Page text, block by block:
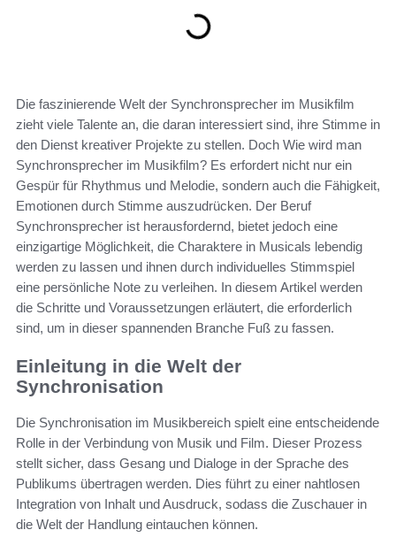
Die faszinierende Welt der Synchronsprecher im Musikfilm
zieht viele Talente an, die daran interessiert sind, ihre Stimme in
den Dienst kreativer Projekte zu stellen. Doch Wie wird man
Synchronsprecher im Musikfilm? Es erfordert nicht nur ein
Gespür für Rhythmus und Melodie, sondern auch die Fähigkeit,
Emotionen durch Stimme auszudrücken. Der Beruf
Synchronsprecher ist herausfordernd, bietet jedoch eine
einzigartige Möglichkeit, die Charaktere in Musicals lebendig
werden zu lassen und ihnen durch individuelles Stimmspiel
eine persönliche Note zu verleihen. In diesem Artikel werden
die Schritte und Voraussetzungen erläutert, die erforderlich
sind, um in dieser spannenden Branche Fuß zu fassen.
Einleitung in die Welt der
Synchronisation
Die Synchronisation im Musikbereich spielt eine entscheidende
Rolle in der Verbindung von Musik und Film. Dieser Prozess
stellt sicher, dass Gesang und Dialoge in der Sprache des
Publikums übertragen werden. Dies führt zu einer nahtlosen
Integration von Inhalt und Ausdruck, sodass die Zuschauer in
die Welt der Handlung eintauchen können.